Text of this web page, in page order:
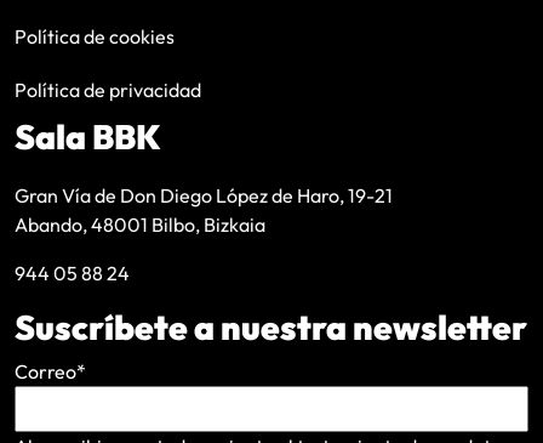
Política de cookies
Política de privacidad
Sala BBK
Gran Vía de Don Diego López de Haro, 19-21
Abando, 48001 Bilbo, Bizkaia
944 05 88 24
Suscríbete a nuestra newsletter
Correo*